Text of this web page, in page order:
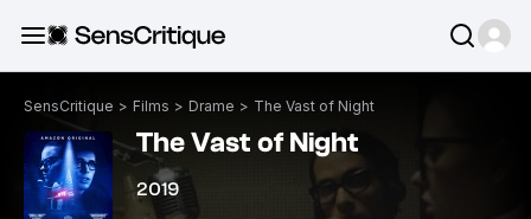
SensCritique > Films > Drame > The Vast of Night
The Vast of Night
2019